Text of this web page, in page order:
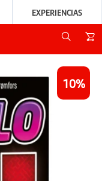
EXPERIENCIAS
10